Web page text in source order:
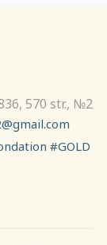
570 str., №2
#GOLD